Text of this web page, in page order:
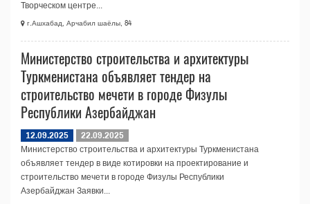
Творческом центре...
г.Ашхабад, Арчабил шаёлы, 84
Министерство строительства и архитектуры
Туркменистана объявляет тендер на
строительство мечети в городе Физулы
Республики Азербайджан
12.09.2025
22.09.2025
Министерство строительства и архитектуры Туркменистана
объявляет тендер в виде котировки на проектирование и
строительство мечети в городе Физулы Республики
Азербайджан Заявки...